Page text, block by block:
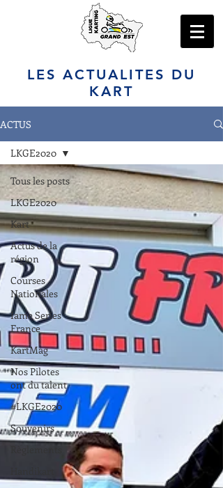
LES ACTUALITES DU
KART
ACTUS
Tous les posts
LKGE2020
Kart
Actus de la
région
Courses
Nationales
Iame Series
France
KartMag
Nos Pilotes
ont du talent
#LKGE2020
Souvenirs
LKGE2020